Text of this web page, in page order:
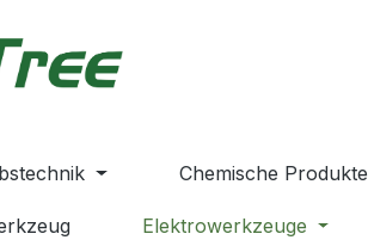
Chemische Produkte
Elektrowerkzeuge